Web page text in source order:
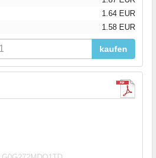
1.64 EUR
1.58 EUR
kaufen